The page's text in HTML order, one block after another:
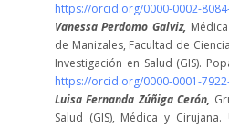
https://orcid.org/0000-0002-
Vanessa Perdomo Galviz,
de Manizales, Facultad de
Investigación en Salud (GIS).
https://orcid.org/0000-0001-
Luisa Fernanda Zúñiga Cerón,
Salud (GIS), Médica y